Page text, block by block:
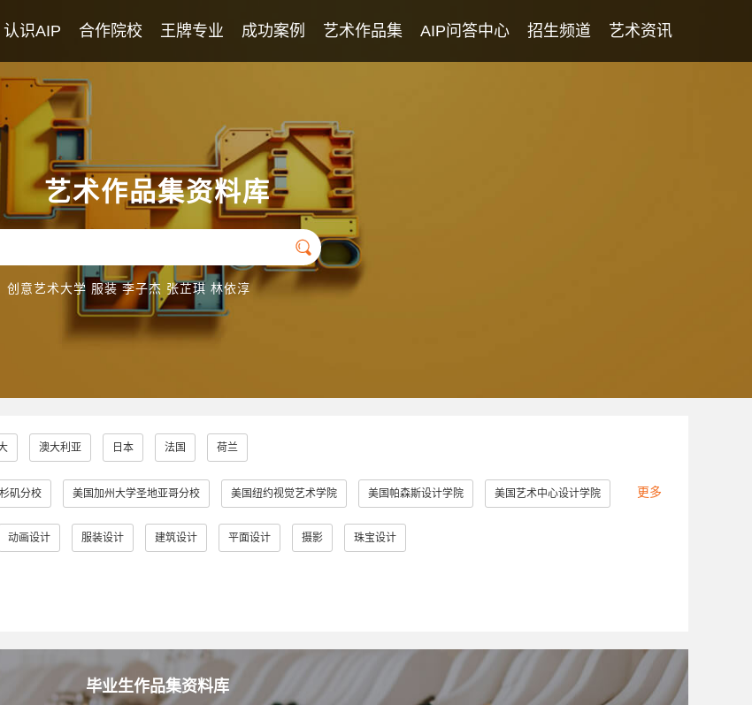
认识AIP
术高中课程
术高中课程
国际导师团队
合作院校 王牌专业 成功案例
年录取榜
艺术作品集 AIP问答中心 招生频道 艺术资讯
艺术作品集资料库

创意艺术大学 服装 李子杰 张芷琪 林依淳
澳大利亚 日本 法国 荷兰
矶分校 美国加州大学圣地亚哥分校 美国纽约视觉艺术学院 美国帕森斯设计学院 美国艺术中心设计学院
学院 澳大利亚皇家墨尔本理工大学 英国伦敦大学金匠学院 美国罗德岛设计学院
大学 蒙纳士大学 英国法尔茅斯大学 美国林林艺术设计学院 澳门理工学院
更多
动画设计 服装设计 建筑设计 平面设计 摄影 珠宝设计
毕业生作品集资料库